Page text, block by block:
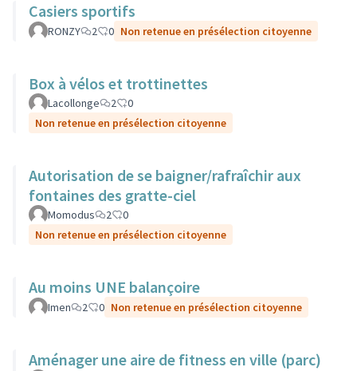
Casiers sportifs
RONZY 2 0 Non retenue en présélection citoyenne
Box à vélos et trottinettes
Lacollonge 2
0
Non retenue en présélection citoyenne
Autorisation de se baigner/rafraîchir aux
fontaines des gratte-ciel
Momodus 2
0
Non retenue en présélection citoyenne
Au moins UNE balançoire
Imen 2 0 Non retenue en présélection citoyenne
Aménager une aire de fitness en ville (parc)